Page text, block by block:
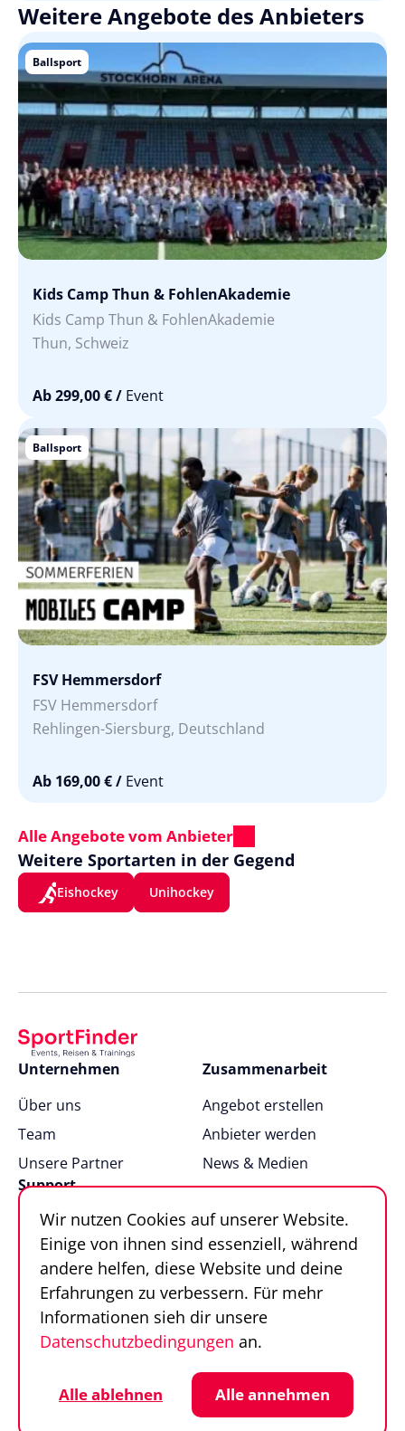
Weitere Angebote des Anbieters
Ballsport
Kids Camp Thun & FohlenAkademie
Kids Camp Thun & FohlenAkademie
Thun, Schweiz
Ab 299,00 €/ Event
Ballsport
FSV Hemmersdorf
FSV Hemmersdorf
Rehlingen-Siersburg, Deutschland
Ab 169,00 €/ Event
Alle Angebote vom Anbieter
Weitere Sportarten in der Gegend
Eishockey Unihockey
Unternehmen
Über uns
Team
Unsere Partner
Zusammenarbeit
Angebot erstellen
Anbieter werden
News & Medien
Support
FAQ
Kontakt
Sportfinder in 100
Sekunden
© SportFinder 2026
Datenschutz
Cookie-Einstellungen
Impressum
AGB
Wir nutzen Cookies auf unserer Website.
Einige von ihnen sind essenziell, während
andere helfen, diese Website und deine
Erfahrungen zu verbessern. Für mehr
Informationen sieh dir unsere
Datenschutzbedingungen an.
Alle ablehnen Alle annehmen